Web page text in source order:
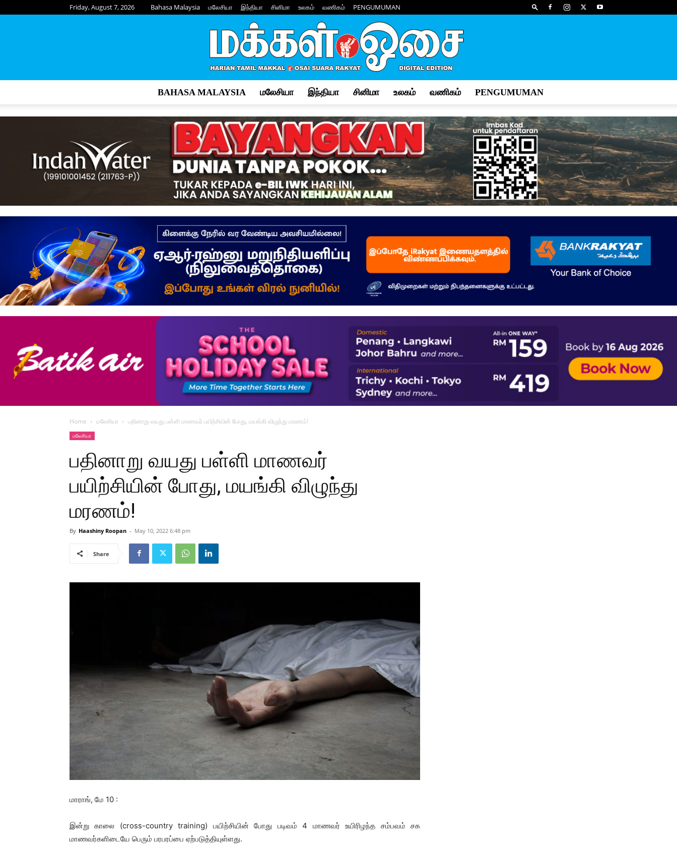
Friday, August 7, 2026 Bahasa Malaysia மலேசியா இந்தியா சினிமா உலகம் வணிகம் PENGUMUMAN
Osai
–
மக்கள்
BAHASA MALAYSIA மலேசியா இந்தியா சினிமா உலகம் வணிகம் PENGUMUMAN
Home மலேசியா பதினாறு வயது பள்ளி மாணவர் பயிற்சியின் போது, மயங்கி விழுந்து மரணம்!
மலேசியா
பதினாறு வயது பள்ளி மாணவர்
பயிற்சியின் போது, மயங்கி விழுந்து
மரணம்!
By Haashiny Roopan - May 10, 2022 6:48 pm
Share
மாராங், மே 10 :
இன்று காலை (cross-country training) பயிற்சியின் போது படிவம் 4 மாணவர் உயிரிழந்த சம்பவம் சக
மாணவர்களிடையே பெரும் பரபரப்பை ஏற்படுத்தியுள்ளது.